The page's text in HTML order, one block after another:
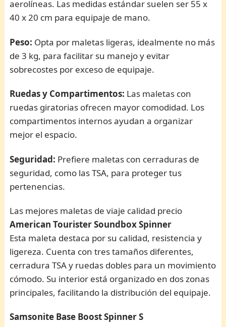
aerolíneas. Las medidas estándar suelen ser 55 x
40 x 20 cm para equipaje de mano.
Peso: Opta por maletas ligeras, idealmente no más
de 3 kg, para facilitar su manejo y evitar
sobrecostes por exceso de equipaje.
Ruedas y Compartimentos: Las maletas con
ruedas giratorias ofrecen mayor comodidad. Los
compartimentos internos ayudan a organizar
mejor el espacio.
Seguridad: Prefiere maletas con cerraduras de
seguridad, como las TSA, para proteger tus
pertenencias.
Las mejores maletas de viaje calidad precio
American Tourister Soundbox Spinner
Esta maleta destaca por su calidad, resistencia y
ligereza. Cuenta con tres tamaños diferentes,
cerradura TSA y ruedas dobles para un movimiento
cómodo. Su interior está organizado en dos zonas
principales, facilitando la distribución del equipaje.
Samsonite Base Boost Spinner S